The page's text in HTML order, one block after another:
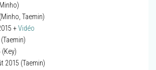
Taemin)
+Vidéo
2015 (Taemin)